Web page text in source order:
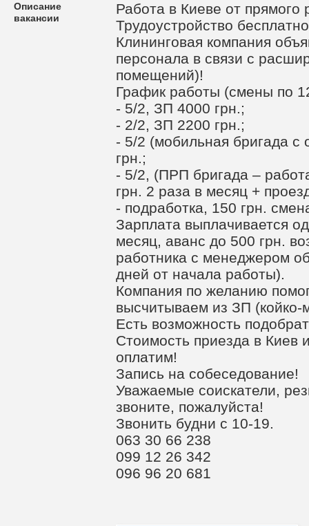
Описание
вакансии
Работа в Киеве от прямого
Трудоустройство
Клининговая компания
персонала в связи с
помещений)!
График работы (смены по
- 5/2, ЗП 4000 грн.;
- 2/2, ЗП 2200 грн.;
- 5/2 (мобильная бригада
грн.;
- 5/2, (ПРП бригада –
грн. 2 раза в месяц +
- подработка, 150 грн.
Зарплата выплачивается
месяц, аванс до 500 грн.
работника с менеджером
дней от начала работы).
Компания по желанию
высчитываем из ЗП (койко-
Есть возможность
Стоимость приезда в Киев
оплатим!
Запись на собеседование!
Уважаемые соискатели,
звоните, пожалуйста!
Звонить будни с 10-19.
063 30 66 238
099 12 26 342
096 96 20 681